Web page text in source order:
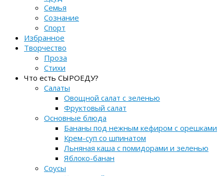
Семья
Сознание
Спорт
Избранное
Творчество
Проза
Стихи
Что есть СЫРОЕДУ?
Салаты
Овощной салат с зеленью
Фруктовый салат
Основные блюда
Бананы под нежным кефиром с орешками
Крем-суп со шпинатом
Льняная каша с помидорами и зеленью
Яблоко-банан
Соусы